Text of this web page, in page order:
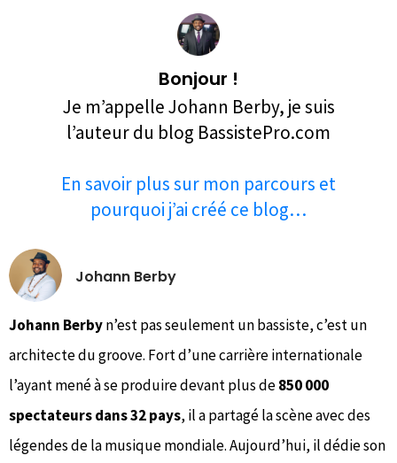
Bonjour !
Je m’appelle Johann Berby, je suis
l’auteur du blog BassistePro.com
En savoir plus sur mon parcours et
pourquoi j’ai créé ce blog…
Johann Berby
Johann Berbyn’est pas seulement un bassiste, c’est un
architecte du groove. Fort d’une carrière internationale
l’ayant mené à se produire devant plus de850 000
spectateurs dans 32 pays, il a partagé la scène avec des
légendes de la musique mondiale. Aujourd’hui, il dédie son